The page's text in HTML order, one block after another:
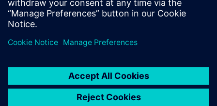
스마트하고 신속하게 작업할
수 있는 방법을 알아보십시오.